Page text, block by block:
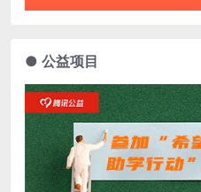
● 公益项目